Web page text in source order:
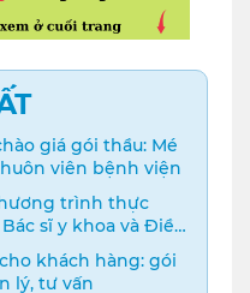
giá gói thầu: Mé
viên bệnh viện
trình thực
sĩ y khoa và Điều
khách hàng: gói
lý, tư vấn